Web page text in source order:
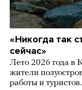
«Никогда так
сейчас»
Лето 2026 года в
жители
работы и